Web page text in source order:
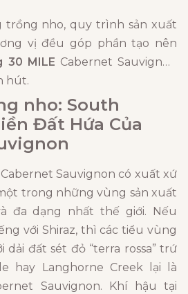
trồng nho, quy trình sản xuất
vị đều góp phần tạo nên
30 MILE Cabernet Sauvignon
hút.
nho: South
Đất Hứa Của
Cabernet Sauvignon có xuất xứ
trong những vùng sản xuất
đa dạng nhất thế giới. Nếu
với Shiraz, thì các tiểu vùng
dải đất sét đỏ “terra rossa” trứ
hay Langhorne Creek lại là
Sauvignon. Khí hậu tại